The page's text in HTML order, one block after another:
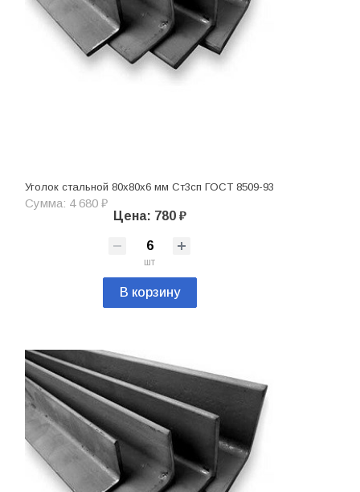
Уголок стальной 80х80х6 мм Ст3сп ГОСТ 8509-93
Сумма: 4 680 ₽
Цена: 780 ₽
шт
В корзину